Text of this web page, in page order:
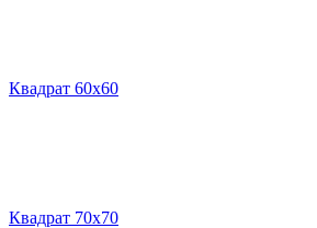
Квадрат 60х60
Квадрат 70х70